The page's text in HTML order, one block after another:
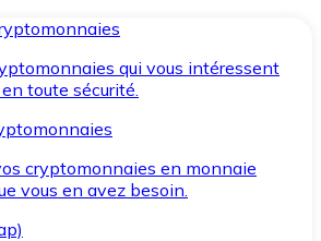
qui vous intéressent
toute sécurité.
cryptomonnaies en monnaie
vous en avez besoin.